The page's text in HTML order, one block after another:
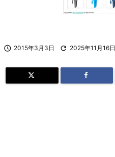
 2015年3月3日  2025年11月16日